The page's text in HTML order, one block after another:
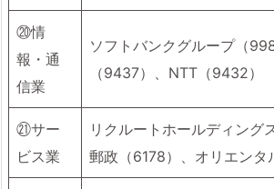
⑳情
報・通
信業
ソフトバンクグループ（
（9437）、NTT（9432）
㉑サー
ビス業
リクルートホールディング
郵政（6178）、オリエンタ